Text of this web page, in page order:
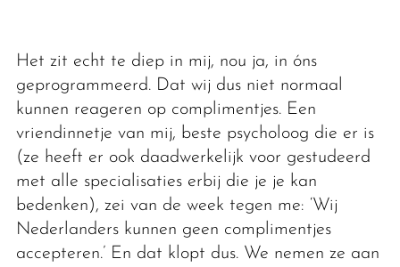
Het zit echt te diep in mij, nou ja, in óns
geprogrammeerd. Dat wij dus niet normaal
kunnen reageren op complimentjes. Een
vriendinnetje van mij, beste psycholoog die er is
(ze heeft er ook daadwerkelijk voor gestudeerd
met alle specialisaties erbij die je je kan
bedenken), zei van de week tegen me: ‘Wij
Nederlanders kunnen geen complimentjes
accepteren.’ En dat klopt dus. We nemen ze aan